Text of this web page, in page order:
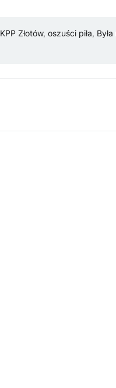
KPP Złotów, oszuści piła,